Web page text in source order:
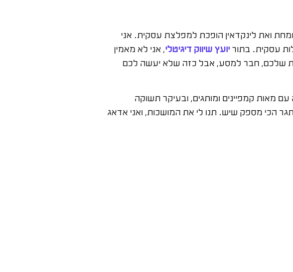
ואת לינקדאין הופכת למפלצת עסקית. אני
עסקית. בתוריועץ שיווק דיגיטלי, אני לא מאמין
שלכם, חבר למסע, אבל כזה שלא יעשה לכם
מאות קמפיינים ומותגים, ובעיקר תשוקה
הכי מספק שיש. תנו לי את המושכות, ואני אדאג